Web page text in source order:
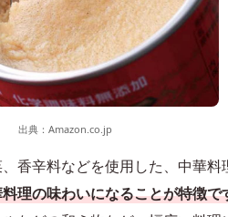
出典： Amazon.co.jp
香辛料などを使用した、中華料
理の味わいになることが特徴で